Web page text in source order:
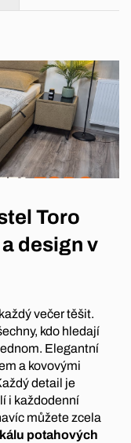
Toro
design v
večer těšit.
kdo hledají
Elegantní
a kovovými
detail je
i každodenní
můžete zcela
potahových